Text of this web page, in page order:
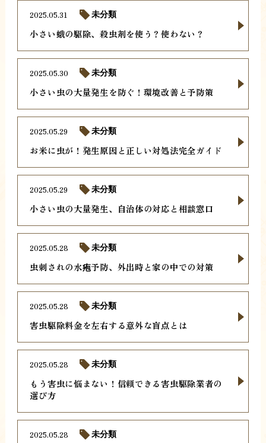
小さい蛾の駆除、殺虫剤を使う？使わない？
2025.05.31 未分類
小さい虫の大量発生を防ぐ！環境改善と予防策
2025.05.30 未分類
お米に虫が！発生原因と正しい対処法完全ガイド
2025.05.29 未分類
小さい虫の大量発生、自治体の対応と相談窓口
2025.05.29 未分類
虫刺されの水疱予防、外出時と家の中での対策
2025.05.28 未分類
害虫駆除料金を左右する意外な盲点とは
2025.05.28 未分類
もう害虫に悩まない！信頼できる害虫駆除業者の
選び方
2025.05.28 未分類
2025.05.28 未分類